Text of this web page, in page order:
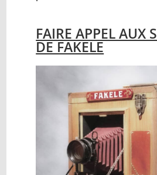
FAIRE APPEL AUX
DE FAKELE